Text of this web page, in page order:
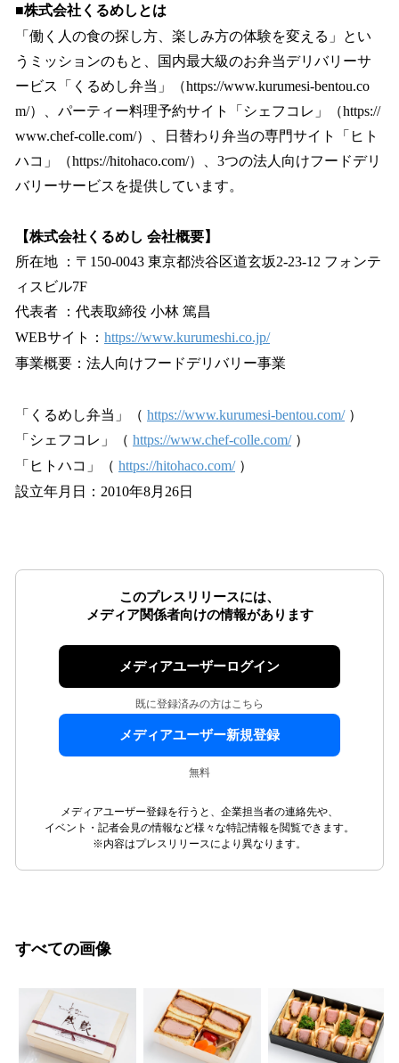
■株式会社くるめしとは
「働く人の食の探し方、楽しみ方の体験を変える」とい
うミッションのもと、国内最大級のお弁当デリバリーサ
ービス「くるめし弁当」（https://www.kurumesi-bentou.co
m/）、パーティー料理予約サイト「シェフコレ」（https://
www.chef-colle.com/）、日替わり弁当の専門サイト「ヒト
ハコ」（https://hitohaco.com/）、3つの法人向けフードデリ
バリーサービスを提供しています。
【株式会社くるめし 会社概要】
所在地 ：〒150-0043 東京都渋谷区道玄坂2-23-12 フォンテ
ィスビル7F
代表者 ：代表取締役 小林 篤昌
WEBサイト： https://www.kurumeshi.co.jp/
事業概要：法人向けフードデリバリー事業
「くるめし弁当」（ https://www.kurumesi-bentou.com/）
「シェフコレ」（ https://www.chef-colle.com/）
「ヒトハコ」（ https://hitohaco.com/）
設立年月日：2010年8月26日
このプレスリリースには、
メディア関係者向けの情報があります
メディアユーザーログイン
既に登録済みの方はこちら
メディアユーザー新規登録
無料
メディアユーザー登録を行うと、企業担当者の連絡先や、
イベント・記者会見の情報など様々な特記情報を閲覧できます。
※内容はプレスリリースにより異なります。
すべての画像